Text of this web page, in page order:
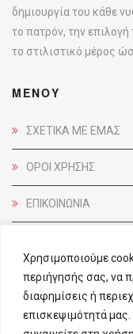
Χρησιμοποιούμε
περιήγησής σας, να
διαφημίσεις ή
επισκεψιμότητά
δημιουργία του κάθε
το πατρόν, την
το στιλιστικό μέρος
ΜΕΝΟΥ
ΣΧΕΤΙΚΑ ΜΕ ΕΜΑΣ
ΟΡΟΙ ΧΡΗΣΗΣ
ΕΠΙΚΟΙΝΩΝΙΑ
ΕΠΙΚΟΙΝΩΝΙΑ
ΔΙΓΕΝΗ ΑΚΡΙΤΑ 21,
ΑΡΓΥΡΟΥΠΟΛΗ, Τ.Κ.
210 9914 076